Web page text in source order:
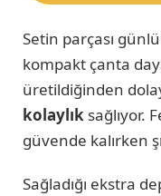
Setin parçası
kompakt çanta
üretildiğinden
kolaylık sağlıyor.
güvende kalırken
Sağladığı ekstra